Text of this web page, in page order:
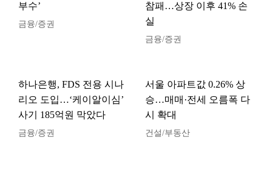
부수’
금융/증권
참패…상장 이후 41% 손
실
금융/증권
하나은행, FDS 전용 시나
리오 도입…‘케이알이심’
사기 185억원 막았다
금융/증권
서울 아파트값 0.26% 상
승…매매·전세 오름폭 다
시 확대
건설/부동산